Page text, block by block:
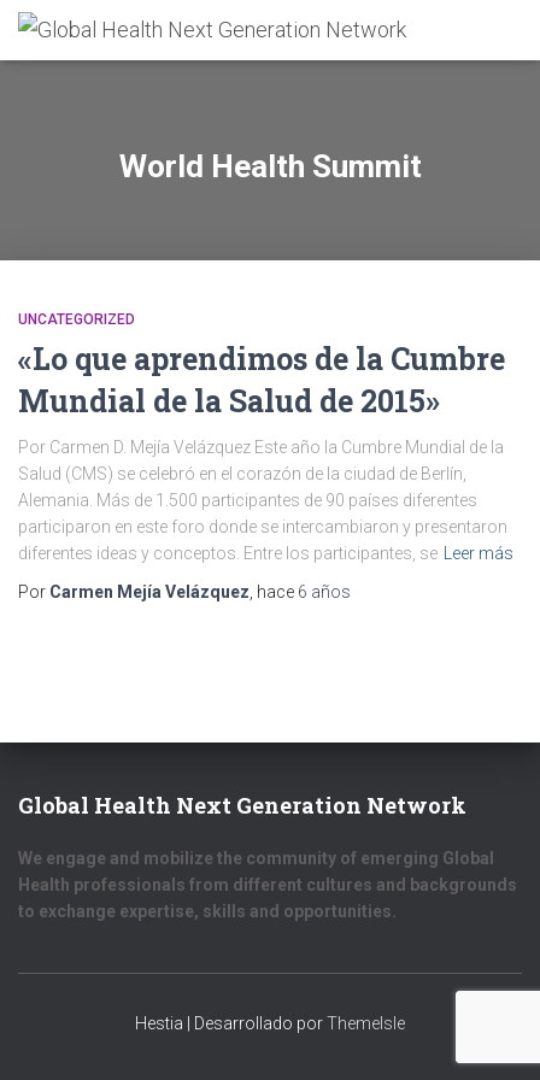
World Health Summit
UNCATEGORIZED
«Lo que aprendimos de la Cumbre
Mundial de la Salud de 2015»
Por Carmen D. Mejía Velázquez Este año la Cumbre Mundial de la
Salud (CMS) se celebró en el corazón de la ciudad de Berlín,
Alemania. Más de 1.500 participantes de 90 países diferentes
participaron en este foro donde se intercambiaron y presentaron
diferentes ideas y conceptos. Entre los participantes, se
Leer más
Por Carmen Mejía Velázquez , hace 6 años
Global Health Next Generation Network
We engage and mobilize the community of emerging Global
Health professionals from different cultures and backgrounds
to exchange expertise, skills and opportunities.
Hestia | Desarrollado porThemeIsle